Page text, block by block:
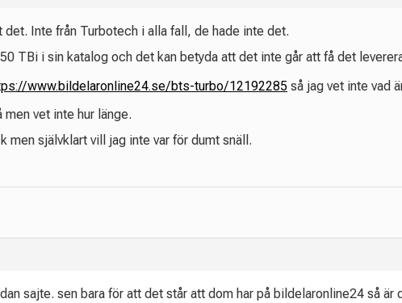
Inte från Turbotech i alla fall, de hade inte det.
TBi i sin katalog och det kan betyda att det inte går att få det
www.bildelaronline24.se/bts-turbo/12192285 så jag vet inte vad
vet inte hur länge.
men självklart vill jag inte var för dumt snäll.
sajte. sen bara för att det står att dom har på bildelaronline24 så